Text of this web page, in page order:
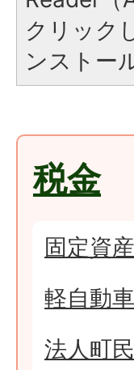
クリック
ンストー
税金
固定資
軽自動
法人町